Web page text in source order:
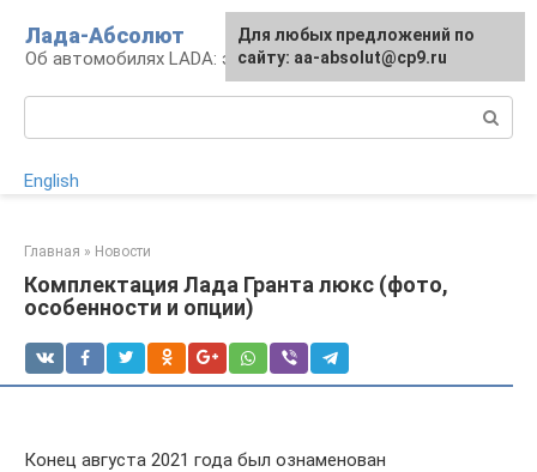
контенту
Лада-Абсолют
Об автомобилях LADA: эксплуатация и сервис
English
Главная » Новости
Комплектация Лада Гранта люкс (фото,
особенности и опции)
Конец августа 2021 года был ознаменован
Для любых предложений по
сайту: aa-absolut@cp9.ru